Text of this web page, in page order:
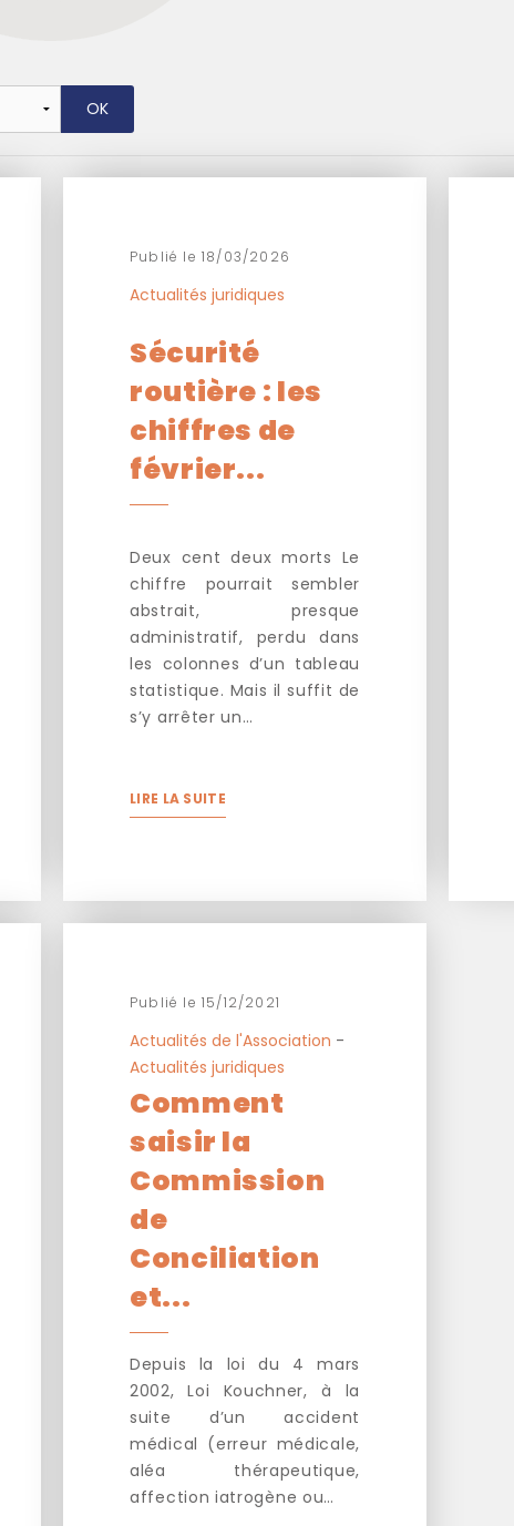
Publié le 18/03/2026
Actualités juridiques
Sécurité
routière : les
chiffres de
février...
Deux cent deux morts Le
chiffre pourrait sembler
abstrait, presque
administratif, perdu dans
les colonnes d’un tableau
statistique. Mais il suffit de
s’y arrêter un…
LIRE LA SUITE
Publié le 15/12/2021
Actualités de l'Association -
Actualités juridiques
Comment
saisir la
Commission
de
Conciliation
et...
Depuis la loi du 4 mars
2002, Loi Kouchner, à la
suite d’un accident
médical (erreur médicale,
aléa thérapeutique,
affection iatrogène ou…